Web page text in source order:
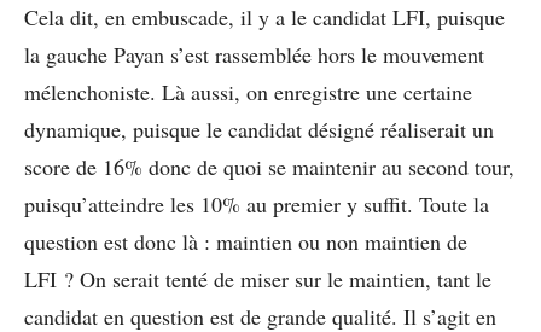
Cela dit, en embuscade, il y a le candidat LFI, puisque
la gauche Payan s’est rassemblée hors le mouvement
mélenchoniste. Là aussi, on enregistre une certaine
dynamique, puisque le candidat désigné réaliserait un
score de 16% donc de quoi se maintenir au second tour,
puisqu’atteindre les 10% au premier y suffit. Toute la
question est donc là : maintien ou non maintien de
LFI ? On serait tenté de miser sur le maintien, tant le
candidat en question est de grande qualité. Il s’agit en